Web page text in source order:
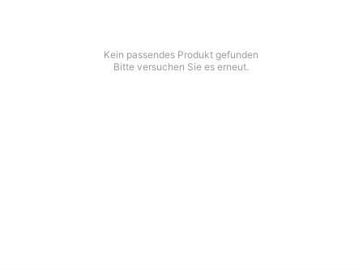
Kein passendes Produkt gefunden
Bitte versuchen Sie es erneut.